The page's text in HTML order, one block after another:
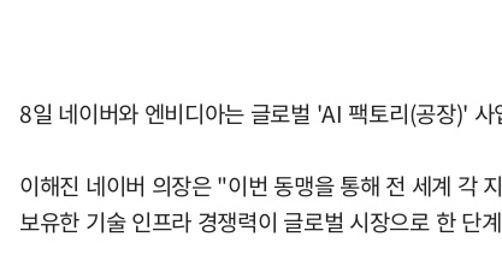
8일 네이버와 엔비디아는 글로벌 'AI 팩토리(공장)'
이해진 네이버 의장은 "이번 동맹을 통해 전 세계 각
보유한 기술 인프라 경쟁력이 글로벌 시장으로 한 단